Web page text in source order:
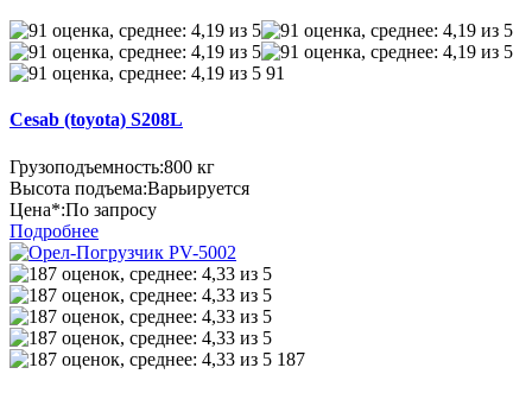
91
Cesab (toyota) S208L
Грузоподъемность:800 кг
Высота подъема:Варьируется
Цена*:По запросу
Подробнее
187